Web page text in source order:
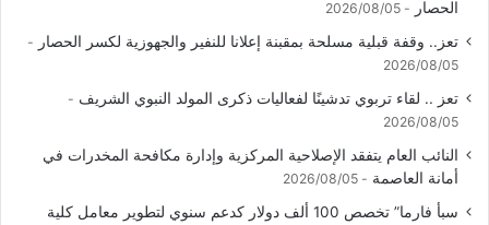
الحصار
2026/08/05
تعز.. وقفة قبلية مسلحة بمقبنة إعلانا للنفير والجهوزية لكسر الحصار
2026/08/05
تعز .. لقاء تربوي تدشينًا لفعاليات ذكرى المولد النبوي الشريف
2026/08/05
النائب العام يتفقد الإصلاحية المركزية وإدارة مكافحة المخدرات في
أمانة العاصمة
2026/08/05
سبأ فارما” تخصص 100 ألف دولار كدعم سنوي لتطوير معامل كلية